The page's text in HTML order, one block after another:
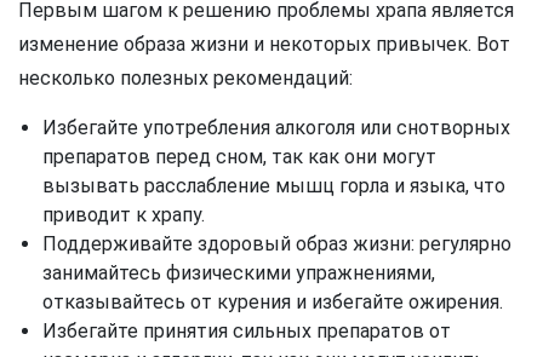
Первым шагом к решению проблемы храпа является
изменение образа жизни и некоторых привычек. Вот
несколько полезных рекомендаций:
Избегайте употребления алкоголя или снотворных
препаратов перед сном, так как они могут
вызывать расслабление мышц горла и языка, что
приводит к храпу.
Поддерживайте здоровый образ жизни: регулярно
занимайтесь физическими упражнениями,
отказывайтесь от курения и избегайте ожирения.
Избегайте принятия сильных препаратов от